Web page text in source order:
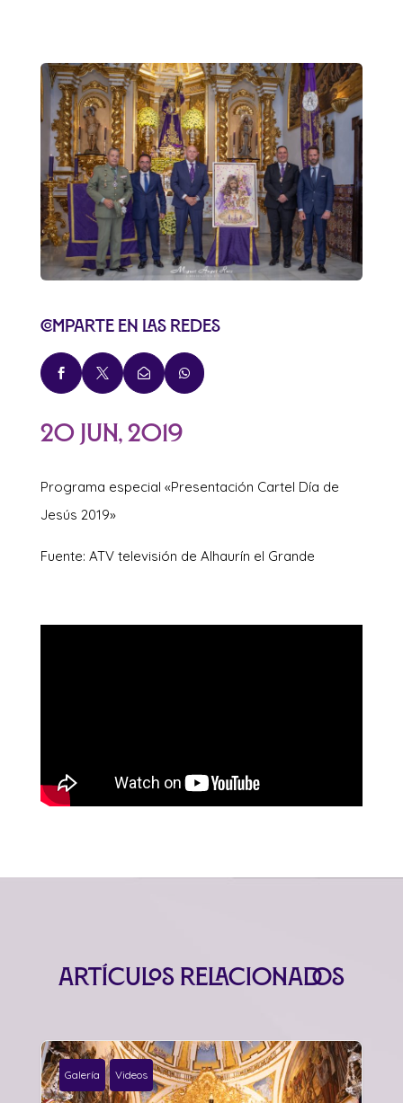
Comparte en las redes
   
20 Jun, 2019
Programa especial «Presentación Cartel Día de
Jesús 2019»
Fuente: ATV televisión de Alhaurín el Grande
Artículos relacionados
Galería Videos